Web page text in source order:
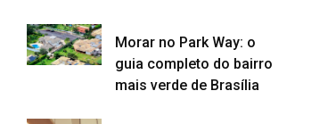
Morar no Park Way: o
guia completo do bairro
mais verde de Brasília